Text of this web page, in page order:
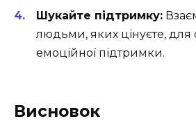
Шукайте підтримку:
людьми, яких цінуєте, для
емоційної підтримки.
Висновок